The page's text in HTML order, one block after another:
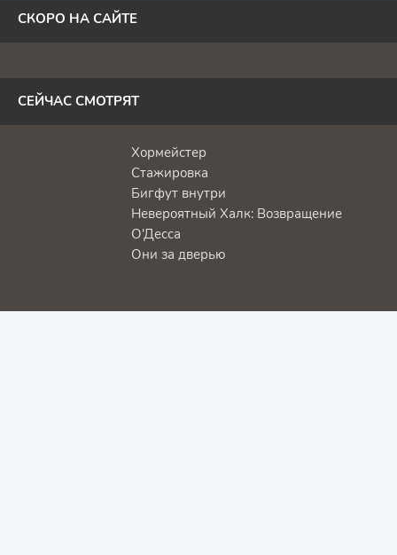
СКОРО НА САЙТЕ
СЕЙЧАС СМОТРЯТ
Хормейстер
Стажировка
Бигфут внутри
Невероятный Халк: Возвращение
О'Десса
Они за дверью